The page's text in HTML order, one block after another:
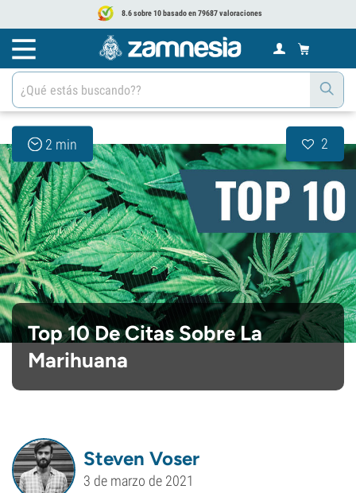
8.6 sobre 10 basado en 79687 valoraciones
2 min 2
Top 10 De Citas Sobre La
Marihuana
Steven Voser
3 de marzo de 2021